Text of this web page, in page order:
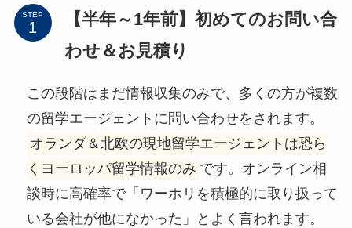
STEP
【半年～1年前】初めてのお問い合
わせ＆お見積り
この段階はまだ情報収集のみで、多くの方が複数
の留学エージェントに問い合わせをされます。
オランダ＆北欧の現地留学エージェントは恐ら
くヨーロッパ留学情報のみ です。オンライン相
談時に高確率で「ワーホリを積極的に取り扱って
いる会社が他になかった」とよく言われます。